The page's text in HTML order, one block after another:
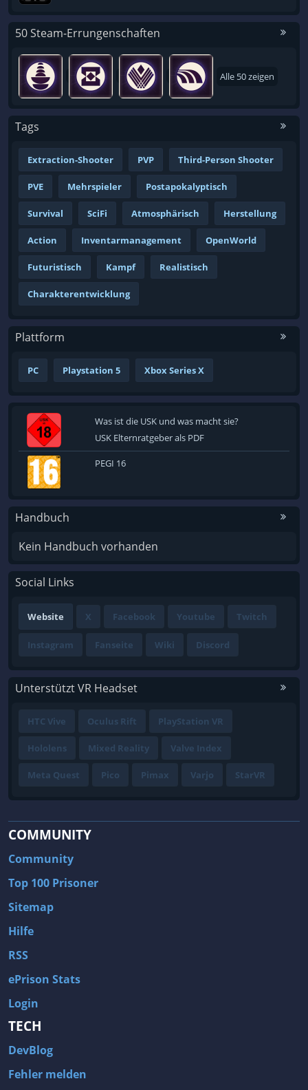
50 Steam-Errungenschaften
Alle 50 zeigen
Tags
Extraction-Shooter PVP Third-Person Shooter
PVE Mehrspieler Postapokalyptisch
Survival SciFi Atmosphärisch Herstellung
Action Inventarmanagement OpenWorld
Futuristisch Kampf Realistisch
Charakterentwicklung
Plattform
PC Playstation 5 Xbox Series X
Was ist die USK und was macht sie?
USK Elternratgeber als PDF
PEGI 16
Handbuch
Kein Handbuch vorhanden
Social Links
Website X Facebook Youtube Twitch
Instagram Fanseite Wiki Discord
Unterstützt VR Headset
HTC Vive Oculus Rift PlayStation VR
Hololens Mixed Reality Valve Index
Meta Quest Pico Pimax Varjo StarVR
COMMUNITY
Community
Top 100 Prisoner
Sitemap
Hilfe
RSS
ePrison Stats
Login
TECH
DevBlog
Fehler melden